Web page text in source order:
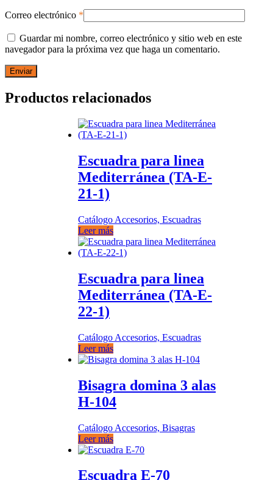
Correo electrónico *
Guardar mi nombre, correo electrónico y sitio web en este
navegador para la próxima vez que haga un comentario.
Productos relacionados
Escuadra para linea
Mediterránea (TA-E-
21-1)
Catálogo Accesorios, Escuadras
Leer más
Escuadra para linea
Mediterránea (TA-E-
22-1)
Catálogo Accesorios, Escuadras
Leer más
Bisagra domina 3 alas
H-104
Catálogo Accesorios, Bisagras
Leer más
Escuadra E-70